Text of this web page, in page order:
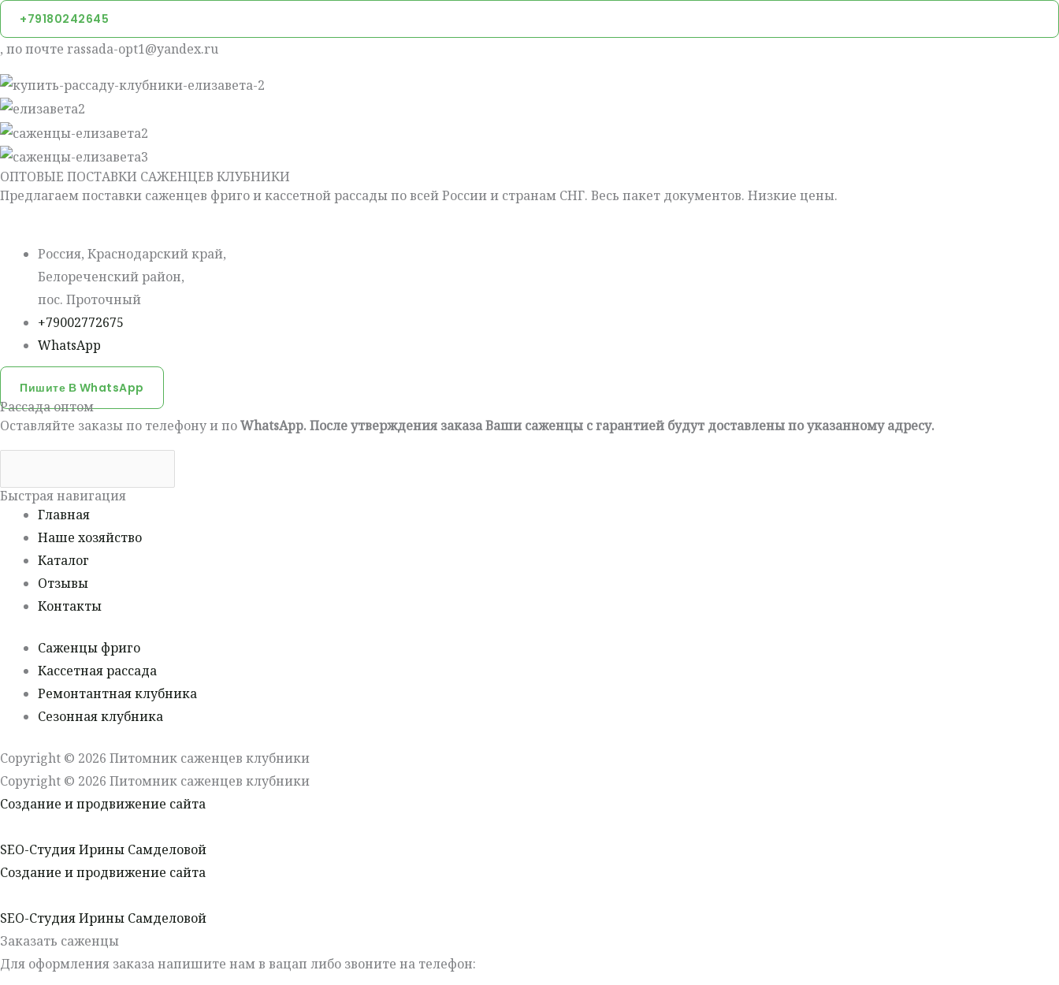
+79180242645
, по почте rassada-opt1@yandex.ru
ОПТОВЫЕ ПОСТАВКИ САЖЕНЦЕВ КЛУБНИКИ
Предлагаем поставки саженцев фриго и кассетной рассады по всей России и странам СНГ. Весь пакет документов. Низкие цены.
Россия, Краснодарский край,
Белореченский район,
пос. Проточный
+79002772675
WhatsApp
Пишите В WhatsApp
Рассада оптом
Оставляйте заказы по телефону и поWhatsApp. После утверждения заказа Ваши саженцы с гарантией будут доставлены по указанному адресу.
Быстрая навигация
Главная
Наше хозяйство
Каталог
Отзывы
Контакты
Саженцы фриго
Кассетная рассада
Ремонтантная клубника
Сезонная клубника
Copyright © 2026 Питомник саженцев клубники
Copyright © 2026 Питомник саженцев клубники
Создание и продвижение сайта
SEO-Студия Ирины Самделовой
Создание и продвижение сайта
SEO-Студия Ирины Самделовой
Заказать саженцы
Для оформления заказа напишите нам в вацап либо звоните на телефон: